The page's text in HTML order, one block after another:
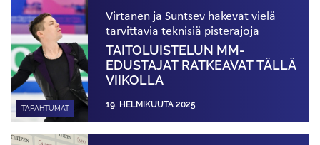
TAPAHTUMAT
Virtanen ja Suntsev hakevat vielä
tarvittavia teknisiä pisterajoja
TAITOLUISTELUN MM-
EDUSTAJAT RATKEAVAT TÄLLÄ
VIIKOLLA
19. HELMIKUUTA 2025